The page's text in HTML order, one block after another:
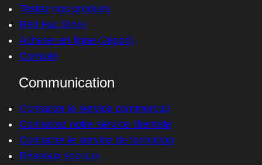
Testez nos produits
Red Hat Store
Acheter en ligne (Japon)
Console
Communication
Contacter le service commercial
Contactez notre service clientèle
Contacter le service de formation
Réseaux sociaux